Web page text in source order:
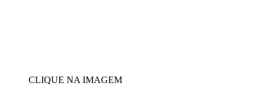
CLIQUE NA IMAGEM